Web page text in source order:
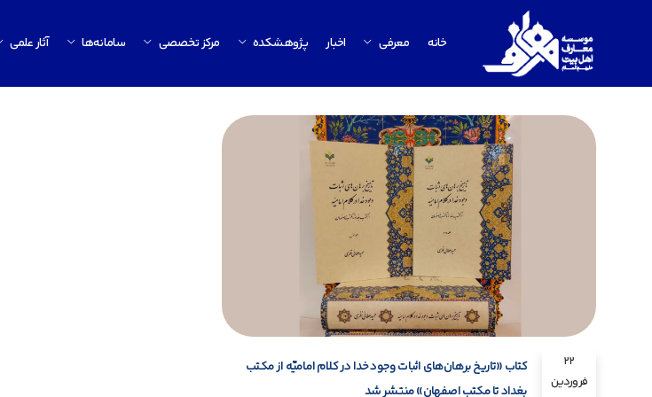
خانه معرفی اخبار پژوهشکده مرکز تخصصی سامانه‌ها آثار علمی
22
فروردین
کتاب «تاریخ برهان‌های اثبات وجود خدا در کلام امامیّه از مکتب
بغداد تا مکتب اصفهان» منتشر شد